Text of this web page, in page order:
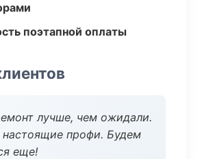
поэтапной оплаты
лучше, чем ожидали.
профи. Будем
еще!